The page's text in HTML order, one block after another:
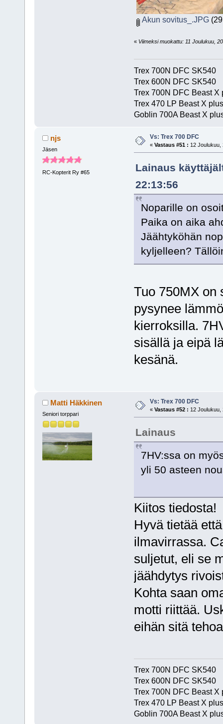
Akun sovitus_.JPG
« Viimeksi muokattu: 11 Joulukuu,
Trex 700N DFC SK540
Trex 600N DFC SK540
Trex 700N DFC Beast X
Trex 470 LP Beast X plus
Goblin 700A Beast X
njs
Jäsen
RC-Kopterit Ry #65
Vs: Trex 700 DFC
« Vastaus #51 : 12 Joulukuu,
Lainaus
22:13:56
Noparille on
Paika on aika
Jäähtyköhän
kyljelleen?
Tuo 750MX on
pysynee
kierroksilla.
sisällä ja eipä
kesänä.
Matti Häkkinen
Seniori torppari
Vs: Trex 700 DFC
« Vastaus #52 : 12 Joulukuu,
Lainaus
7HV:ssa on
yli 50 asteen
Kiitos tiedosta!
Hyvä tietää
ilmavirrassa.
suljetut, eli se
jäähdytys
Kohta saan
motti riittää.
eihän sitä
Trex 700N DFC SK540
Trex 600N DFC SK540
Trex 700N DFC Beast X
Trex 470 LP Beast X plus
Goblin 700A Beast X